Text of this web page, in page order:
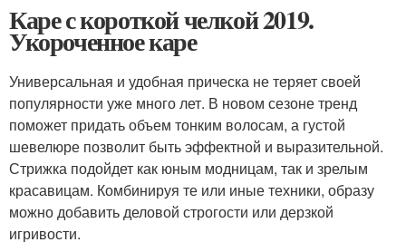
Каре с короткой челкой 2019.
Укороченное каре
Универсальная и удобная прическа не теряет своей
популярности уже много лет. В новом сезоне тренд
поможет придать объем тонким волосам, а густой
шевелюре позволит быть эффектной и выразительной.
Стрижка подойдет как юным модницам, так и зрелым
красавицам. Комбинируя те или иные техники, образу
можно добавить деловой строгости или дерзкой
игривости.